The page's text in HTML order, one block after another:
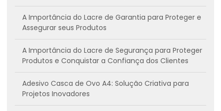
A Importância do Lacre de Garantia para Proteger e
Assegurar seus Produtos
A Importância do Lacre de Segurança para Proteger
Produtos e Conquistar a Confiança dos Clientes
Adesivo Casca de Ovo A4: Solução Criativa para
Projetos Inovadores